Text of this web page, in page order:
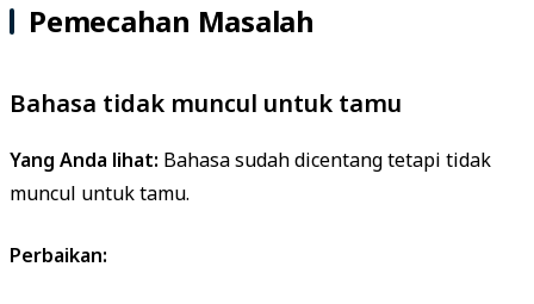
Pemecahan Masalah
Bahasa tidak muncul untuk tamu
Yang Anda lihat: Bahasa sudah dicentang tetapi tidak
muncul untuk tamu.
Perbaikan: